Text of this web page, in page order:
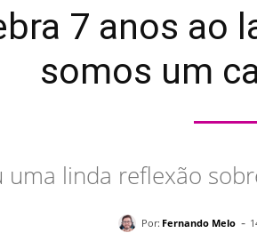
7 anos ao
somos um
linda reflexão
Por: Fernando Melo -